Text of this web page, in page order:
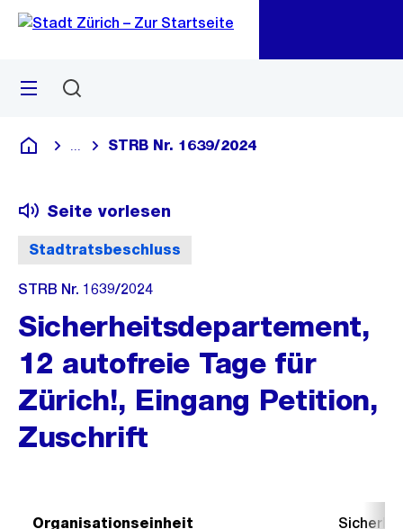
Navigation
Sprunglink
Menü
Deutsch
Blende alle Breadcrumbs ein
STRB Nr. 1639/2024
Stadtratsbeschluss
Seite vorlesen
STRB Nr. 1639/2024
Sicherheitsdepartement,
12 autofreie Tage für
Zürich!, Eingang Petition,
Zuschrift
Organisationseinheit